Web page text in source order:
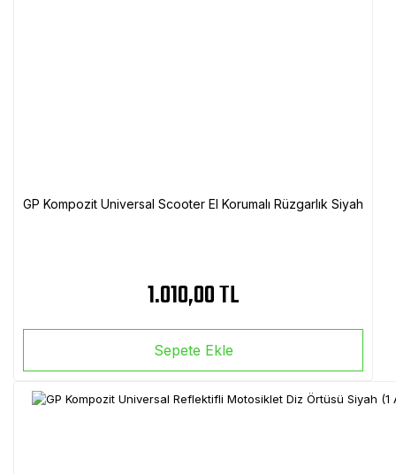
GP Kompozit Universal Scooter El Korumalı Rüzgarlık Siyah
1.010,00 TL
Sepete Ekle